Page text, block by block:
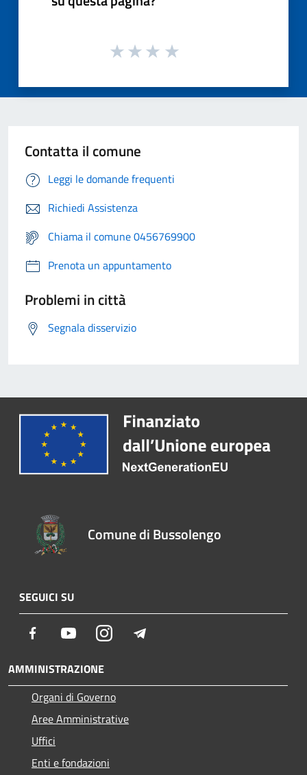
Contatta il comune
Leggi le domande frequenti
Richiedi Assistenza
Chiama il comune 0456769900
Prenota un appuntamento
Problemi in città
Segnala disservizio
Comune di Bussolengo
SEGUICI SU
Facebook YoutubeInstagram
AMMINISTRAZIONE
Organi di Governo
Aree Amministrative
Uffici
Enti e fondazioni